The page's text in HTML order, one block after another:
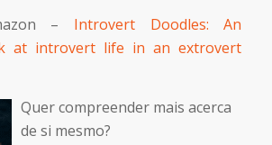
– Introvert Doodles: An
at introvert life in an extrovert
Quer compreender mais acerca
de si mesmo?